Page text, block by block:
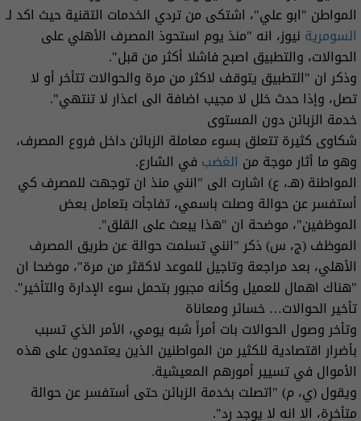
المواطن "ابو علي"، اشتكى من تردي الخدمات التقنية حيث اكد لـ
السومرية نيوز، انه "منذ يوم استحوذ المصرف الأهلي على
الحوالات، والتطبيق اصبح فاشلا أكثر من قبل".
وذكر ان "التطبيق يتوقف لاكثر من مرة والحوالات تتأخر أو لا
تصل، وإذا حدث خلل لا مجيب اضافة الى اعذار لا تنتهي".
خدمة الزبائن دون المستوى
شكاوى كثيرة تتعلق بسوء معاملة الزبائن داخل فروع المصرف،
وهو ما أثار موجة من الغضب في الشارع.
المواطنة (هـ، ع) اشارت الى "انني منذ ان توجهت للمصرف كي
أستفسر عن حوالة وصلت باسمي، تفاجأت بتعامل بعض
الموظفين"، موضحة ان "هذا يبعث على القلق".
الموظف (ج، س) ذكر "انني تسلمت حوالة عن طريق المصرف
الأهلي، بعد مراجعة وتاجيل للموعد لاكقثر من مرة"، موضحا ان
"هناك اهمال للعميل وكأنه مجبور بتحمل سوء الإدارة والتأخير".
تأخير الحوالات… خسائر ومعاناة
وتأخر وصول الحوالات بات أمراً شبه يومي، الأمر الذي تسبب
بأضرار اقتصادية للكثير من المواطنين الذين يعتمدون على هذه
الأموال في تسيير أمورهم المعيشية.
ويقول (ي، م) "اتصلت بخدمة الزبائن حتى أستفسر عن حوالة
متأخرة، الا انه لا يوجد رد".